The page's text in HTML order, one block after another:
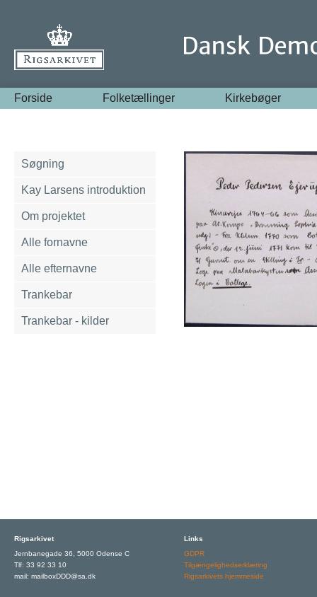
Forside Folketællinger Kirkebøger
Søgning
Kay Larsens introduktion
Om projektet
Alle fornavne
Alle efternavne
Trankebar
Trankebar - kilder
Rigsarkivet
Jernbanegade 36, 5000 Odense C
Tlf: 33 92 33 10
mail: mailboxDDD@sa.dk
Links
GDPR
Tilgængelighedserklæring
Rigsarkivets hjemmeside